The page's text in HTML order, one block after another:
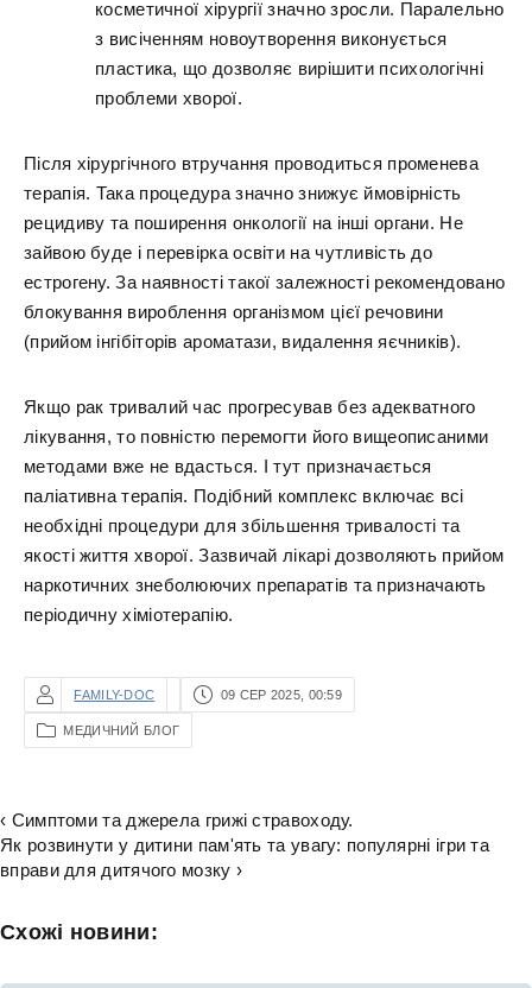
косметичної хірургії значно зросли. Паралельно
з висіченням новоутворення виконується
пластика, що дозволяє вирішити психологічні
проблеми хворої.
Після хірургічного втручання проводиться променева
терапія. Така процедура значно знижує ймовірність
рецидиву та поширення онкології на інші органи. Не
зайвою буде і перевірка освіти на чутливість до
естрогену. За наявності такої залежності рекомендовано
блокування вироблення організмом цієї речовини
(прийом інгібіторів ароматази, видалення яєчників).
Якщо рак тривалий час прогресував без адекватного
лікування, то повністю перемогти його вищеописаними
методами вже не вдасться. І тут призначається
паліативна терапія. Подібний комплекс включає всі
необхідні процедури для збільшення тривалості та
якості життя хворої. Зазвичай лікарі дозволяють прийом
наркотичних знеболюючих препаратів та призначають
періодичну хіміотерапію.
FAMILY-DOC 09 СЕР 2025, 00:59
МЕДИЧНИЙ БЛОГ
‹ Симптоми та джерела грижі стравоходу.
Як розвинути у дитини пам'ять та увагу: популярні ігри та
вправи для дитячого мозку ›
Схожі новини: